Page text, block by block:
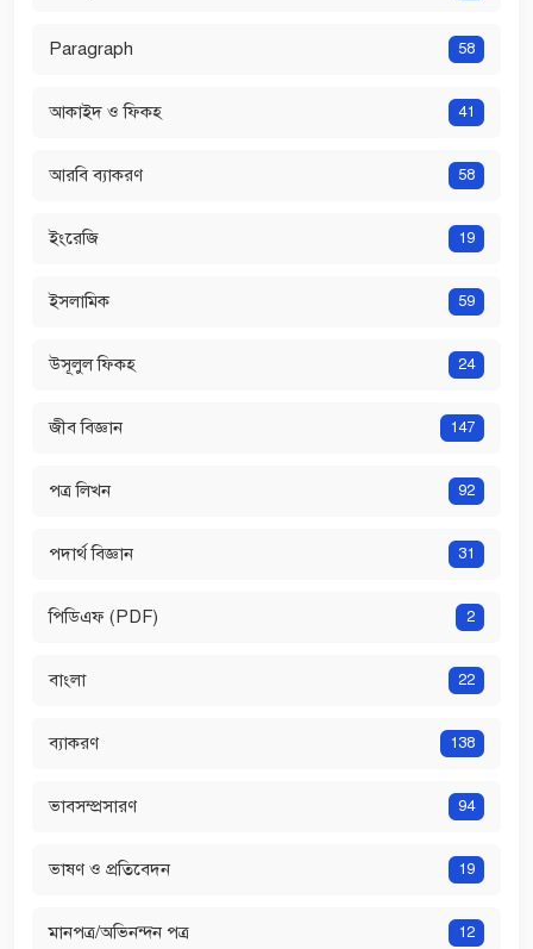
Paragraph 58
আকাইদ ও ফিকহ 41
আরবি ব্যাকরণ 58
ইংরেজি 19
ইসলামিক 59
উসূলুল ফিকহ 24
জীব বিজ্ঞান 147
পত্র লিখন 92
পদার্থ বিজ্ঞান 31
পিডিএফ (PDF) 2
বাংলা 22
ব্যাকরণ 138
ভাবসম্প্রসারণ 94
ভাষণ ও প্রতিবেদন 19
মানপত্র/অভিনন্দন পত্র 12